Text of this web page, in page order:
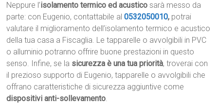
Neppure l’isolamento termico ed acustico sarà messo da
parte: con Eugenio, contattabile al0532050010, potrai
valutare il miglioramento dell’isolamento termico e acustico
della tua casa a Fiscaglia. Le tapparelle o avvolgibili in PVC
o alluminio potranno offrire buone prestazioni in questo
senso. Infine, se la sicurezza è una tua priorità, troverai con
il prezioso supporto di Eugenio, tapparelle o avvolgibili che
offrano caratteristiche di sicurezza aggiuntive come
dispositivi anti-sollevamento.